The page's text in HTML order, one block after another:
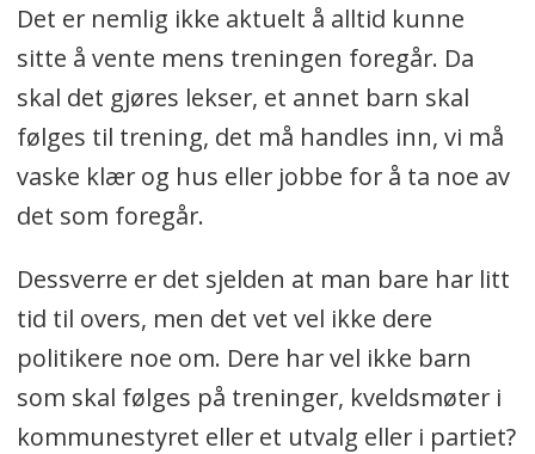
Det er nemlig ikke aktuelt å alltid kunne
sitte å vente mens treningen foregår. Da
skal det gjøres lekser, et annet barn skal
følges til trening, det må handles inn, vi må
vaske klær og hus eller jobbe for å ta noe av
det som foregår.
Dessverre er det sjelden at man bare har litt
tid til overs, men det vet vel ikke dere
politikere noe om. Dere har vel ikke barn
som skal følges på treninger, kveldsmøter i
kommunestyret eller et utvalg eller i partiet?